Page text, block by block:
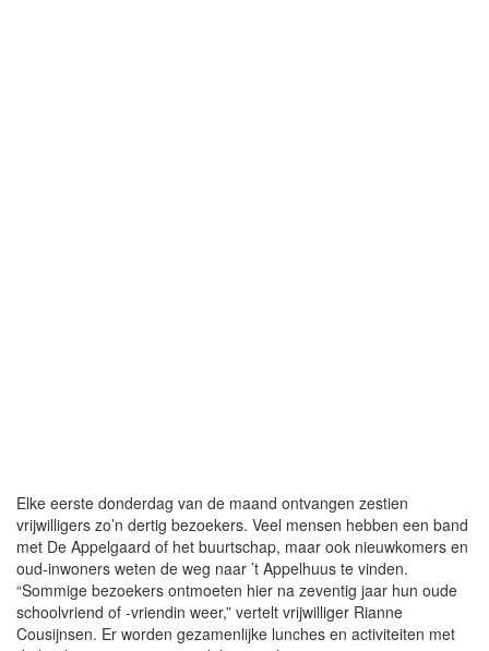
Elke eerste donderdag van de maand ontvangen zestien
vrijwilligers zo’n dertig bezoekers. Veel mensen hebben een band
met De Appelgaard of het buurtschap, maar ook nieuwkomers en
oud-inwoners weten de weg naar ’t Appelhuus te vinden.
“Sommige bezoekers ontmoeten hier na zeventig jaar hun oude
schoolvriend of -vriendin weer,” vertelt vrijwilliger Rianne
Cousijnsen. Er worden gezamenlijke lunches en activiteiten met